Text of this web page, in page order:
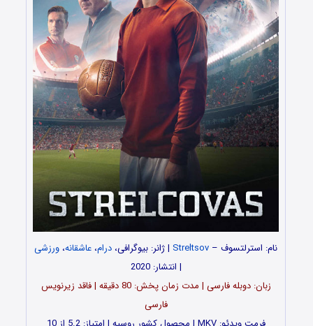
نام: استرلتسوف – Streltsov | ژانر: بیوگرافی، درام، عاشقانه، ورزشی
| انتشار: 2020
زبان: دوبله فارسی | مدت‌ زمان پخش: 80 دقیقه | فاقد زیرنویس
فارسی